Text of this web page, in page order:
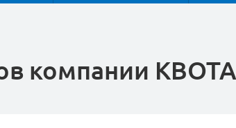
компании КВОТА